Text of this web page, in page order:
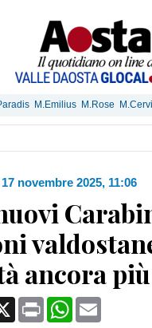
M.Emilius M.Rose
17 novembre 2025, 11:06
ancora
X Print WhatsApp